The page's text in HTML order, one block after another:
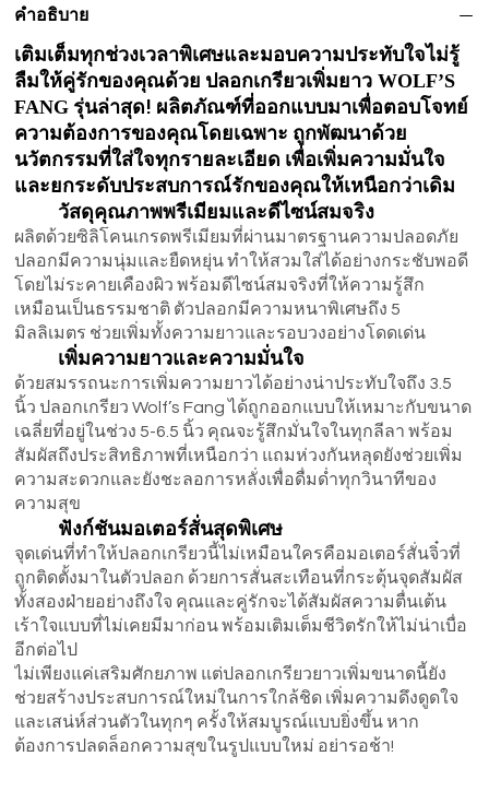
คำอธิบาย
เติมเต็มทุกช่วงเวลาพิเศษและมอบความประทับใจไม่รู้
ลืมให้คู่รักของคุณด้วย ปลอกเกรียวเพิ่มยาว WOLF’S
FANG รุ่นล่าสุด! ผลิตภัณฑ์ที่ออกแบบมาเพื่อตอบโจทย์
ความต้องการของคุณโดยเฉพาะ ถูกพัฒนาด้วย
นวัตกรรมที่ใส่ใจทุกรายละเอียด เพื่อเพิ่มความมั่นใจ
และยกระดับประสบการณ์รักของคุณให้เหนือกว่าเดิม
วัสดุคุณภาพพรีเมียมและดีไซน์สมจริง
ผลิตด้วยซิลิโคนเกรดพรีเมียมที่ผ่านมาตรฐานความปลอดภัย
ปลอกมีความนุ่มและยืดหยุ่น ทำให้สวมใส่ได้อย่างกระชับพอดี
โดยไม่ระคายเคืองผิว พร้อมดีไซน์สมจริงที่ให้ความรู้สึก
เหมือนเป็นธรรมชาติ ตัวปลอกมีความหนาพิเศษถึง 5
มิลลิเมตร ช่วยเพิ่มทั้งความยาวและรอบวงอย่างโดดเด่น
เพิ่มความยาวและความมั่นใจ
ด้วยสมรรถนะการเพิ่มความยาวได้อย่างน่าประทับใจถึง 3.5
นิ้ว ปลอกเกรียว Wolf’s Fang ได้ถูกออกแบบให้เหมาะกับขนาด
เฉลี่ยที่อยู่ในช่วง 5-6.5 นิ้ว คุณจะรู้สึกมั่นใจในทุกลีลา พร้อม
สัมผัสถึงประสิทธิภาพที่เหนือกว่า แถมห่วงกันหลุดยังช่วยเพิ่ม
ความสะดวกและยังชะลอการหลั่งเพื่อดื่มด่ำทุกวินาทีของ
ความสุข
ฟังก์ชันมอเตอร์สั่นสุดพิเศษ
จุดเด่นที่ทำให้ปลอกเกรียวนี้ไม่เหมือนใครคือมอเตอร์สั่นจิ๋วที่
ถูกติดตั้งมาในตัวปลอก ด้วยการสั่นสะเทือนที่กระตุ้นจุดสัมผัส
ทั้งสองฝ่ายอย่างถึงใจ คุณและคู่รักจะได้สัมผัสความตื่นเต้น
เร้าใจแบบที่ไม่เคยมีมาก่อน พร้อมเติมเต็มชีวิตรักให้ไม่น่าเบื่อ
อีกต่อไป
ไม่เพียงแค่เสริมศักยภาพ แต่ปลอกเกรียวยาวเพิ่มขนาดนี้ยัง
ช่วยสร้างประสบการณ์ใหม่ในการใกล้ชิด เพิ่มความดึงดูดใจ
และเสน่ห์ส่วนตัวในทุกๆ ครั้งให้สมบูรณ์แบบยิ่งขึ้น หาก
ต้องการปลดล็อกความสุขในรูปแบบใหม่ อย่ารอช้า!